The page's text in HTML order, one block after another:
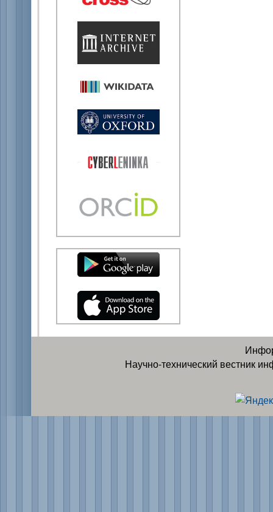
Научно-технический вестник